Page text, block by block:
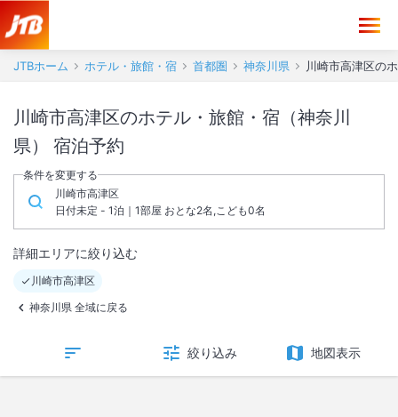
JTBホーム ホテル・旅館・宿 首都圏 神奈川県 川崎市高津区の
川崎市高津区のホテル・旅館・宿（神奈川
県） 宿泊予約
条件を変更する
川崎市高津区
日付未定 - 1泊｜1部屋 おとな2名,こども0名
詳細エリアに絞り込む
川崎市高津区
神奈川県 全域に戻る
絞り込み 地図表示